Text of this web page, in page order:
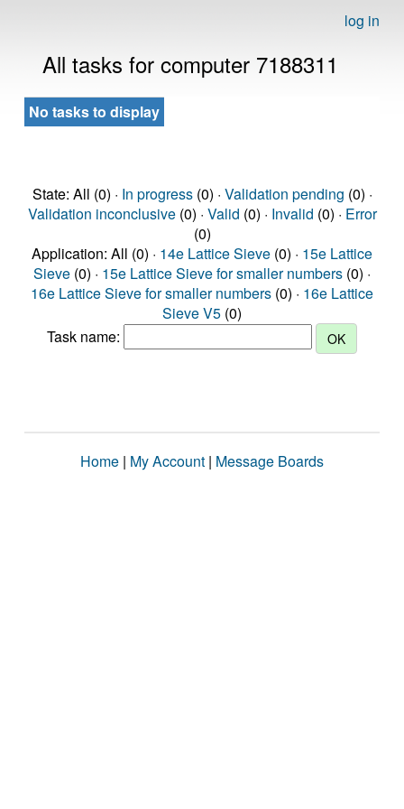
log in
All tasks for computer 7188311
No tasks to display
State: All (0) · In progress(0) · Validation pending (0) ·
Validation inconclusive(0) · Valid (0) · Invalid (0) · Error
(0)
Application: All (0) · 14e Lattice Sieve (0) · 15e Lattice
Sieve (0) · 15e Lattice Sieve for smaller numbers (0) ·
16e Lattice Sieve for smaller numbers (0) · 16e Lattice
Sieve V5 (0)
Task name:
Home | My Account | Message Boards